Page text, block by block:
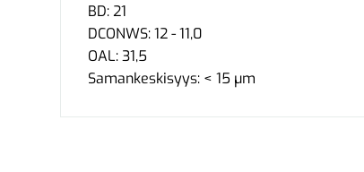
BD: 21
DCONWS: 12 - 11,0
OAL: 31,5
Samankeskisyys: < 15 µm